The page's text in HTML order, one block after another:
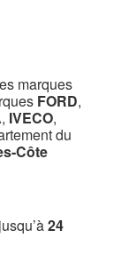
marques
FORD,
, IVECO,
du
Côte
24